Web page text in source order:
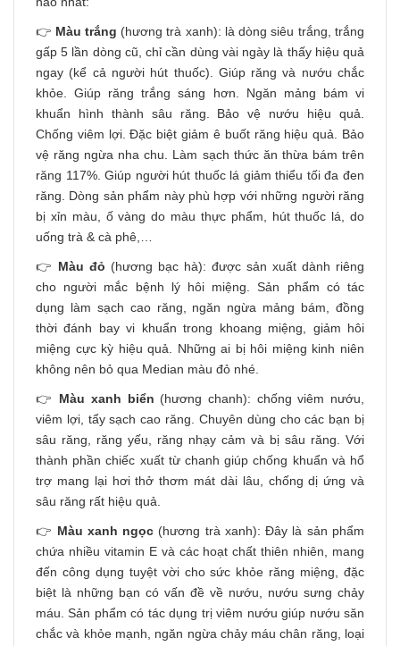
👉 Màu trắng (hương trà xanh): là dòng siêu trắng, trắng
gấp 5 lần dòng cũ, chỉ cần dùng vài ngày là thấy hiệu quả
ngay (kể cả người hút thuốc). Giúp răng và nướu chắc
khỏe. Giúp răng trắng sáng hơn. Ngăn mảng bám vi
khuẩn hình thành sâu răng. Bảo vệ nướu hiệu quả.
Chống viêm lợi. Đặc biệt giảm ê buốt răng hiệu quả. Bảo
vệ răng ngừa nha chu. Làm sạch thức ăn thừa bám trên
răng 117%. Giúp người hút thuốc lá giảm thiểu tối đa đen
răng. Dòng sản phẩm này phù hợp với những người răng
bị xỉn màu, ố vàng do màu thực phẩm, hút thuốc lá, do
uống trà & cà phê,…
👉 Màu đỏ (hương bạc hà): được sản xuất dành riêng
cho người mắc bệnh lý hôi miệng. Sản phẩm có tác
dụng làm sạch cao răng, ngăn ngừa mảng bám, đồng
thời đánh bay vi khuẩn trong khoang miệng, giảm hôi
miệng cực kỳ hiệu quả. Những ai bị hôi miệng kinh niên
không nên bỏ qua Median màu đỏ nhé.
👉 Màu xanh biển (hương chanh): chống viêm nướu,
viêm lợi, tẩy sạch cao răng. Chuyên dùng cho các bạn bị
sâu răng, răng yếu, răng nhạy cảm và bị sâu răng. Với
thành phần chiếc xuất từ chanh giúp chống khuẩn và hổ
trợ mang lại hơi thở thơm mát dài lâu, chống dị ứng và
sâu răng rất hiệu quả.
👉 Màu xanh ngọc (hương trà xanh): Đây là sản phẩm
chứa nhiều vitamin E và các hoạt chất thiên nhiên, mang
đến công dụng tuyệt vời cho sức khỏe răng miệng, đặc
biệt là những bạn có vấn đề về nướu, nướu sưng chảy
máu. Sản phẩm có tác dụng trị viêm nướu giúp nướu săn
chắc và khỏe mạnh, ngăn ngừa chảy máu chân răng, loại